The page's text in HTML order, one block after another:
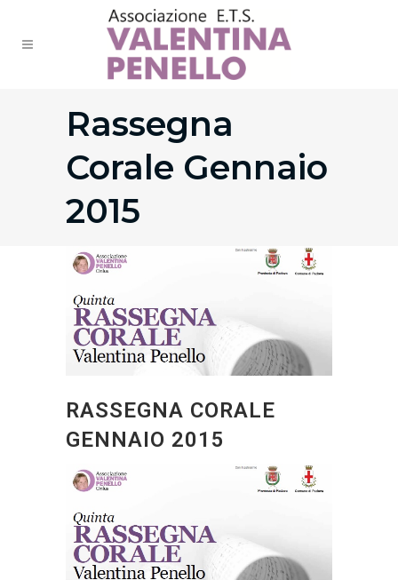
Rassegna
Corale Gennaio
2015
RASSEGNA CORALE
GENNAIO 2015